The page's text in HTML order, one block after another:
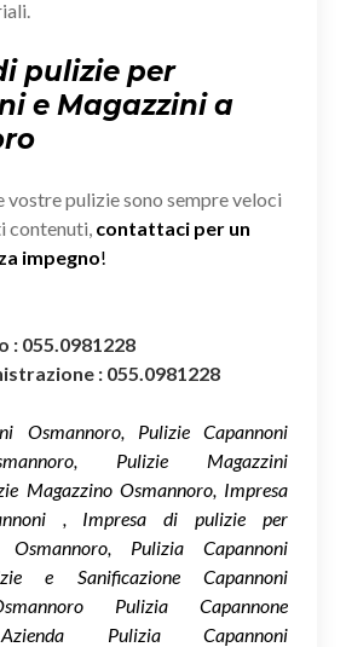
pulizie per
e Magazzini a
vostre pulizie sono sempre veloci
contenuti, contattaci per un
impegno!
: 055.0981228
: 055.0981228
Osmannoro, Pulizie Capannoni
Pulizie Magazzini
Magazzino Osmannoro, Impresa
, Impresa di pulizie per
Pulizia Capannoni
e Sanificazione Capannoni
Pulizia Capannone
Pulizia Capannoni